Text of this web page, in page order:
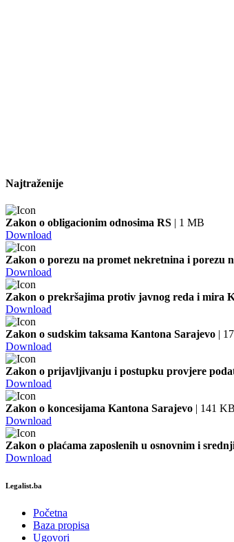
Najtraženije
Zakon o obligacionim odnosima RS | 1 MB
Download
Zakon o porezu na promet nekretnina i porezu
Download
Zakon o prekršajima protiv javnog reda i mira
Download
Zakon o sudskim taksama Kantona Sarajevo |
Download
Zakon o prijavljivanju i postupku provjere
Download
Zakon o koncesijama Kantona Sarajevo | 141 KB
Download
Zakon o plaćama zaposlenih u osnovnim i
Download
Legalist.ba
Početna
Baza propisa
Ugovori